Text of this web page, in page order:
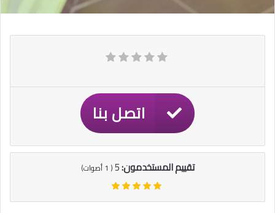
اتصل بنا
تقييم المستخدمون:5
(
1أصوات)